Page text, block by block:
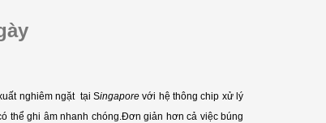
nghiêm ngặt tại Singapore với hệ thông chip xử lý
thể ghi âm nhanh chóng.Đơn giản hơn cả việc búng